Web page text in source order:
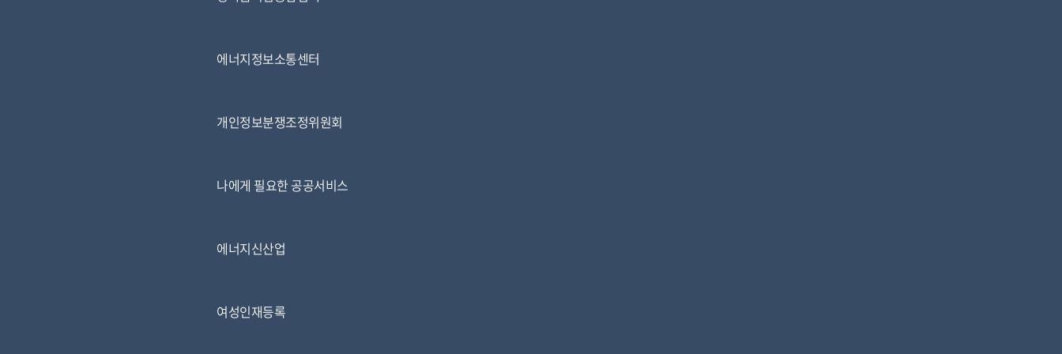
에너지정보소통센터
개인정보분쟁조정위원회
나에게 필요한 공공서비스
에너지신산업
여성인재등록